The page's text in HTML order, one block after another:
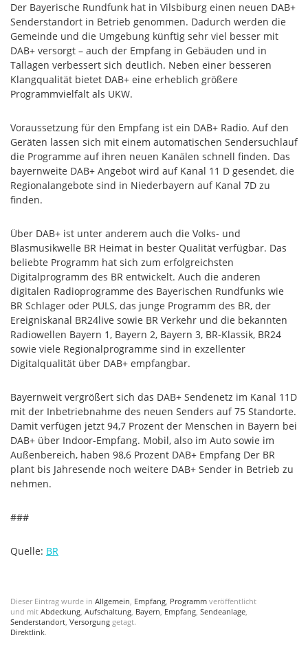
Der Bayerische Rundfunk hat in Vilsbiburg einen neuen DAB+
Senderstandort in Betrieb genommen. Dadurch werden die
Gemeinde und die Umgebung künftig sehr viel besser mit
DAB+ versorgt – auch der Empfang in Gebäuden und in
Tallagen verbessert sich deutlich. Neben einer besseren
Klangqualität bietet DAB+ eine erheblich größere
Programmvielfalt als UKW.
Voraussetzung für den Empfang ist ein DAB+ Radio. Auf den
Geräten lassen sich mit einem automatischen Sendersuchlauf
die Programme auf ihren neuen Kanälen schnell finden. Das
bayernweite DAB+ Angebot wird auf Kanal 11 D gesendet, die
Regionalangebote sind in Niederbayern auf Kanal 7D zu
finden.
Über DAB+ ist unter anderem auch die Volks- und
Blasmusikwelle BR Heimat in bester Qualität verfügbar. Das
beliebte Programm hat sich zum erfolgreichsten
Digitalprogramm des BR entwickelt. Auch die anderen
digitalen Radioprogramme des Bayerischen Rundfunks wie
BR Schlager oder PULS, das junge Programm des BR, der
Ereigniskanal BR24live sowie BR Verkehr und die bekannten
Radiowellen Bayern 1, Bayern 2, Bayern 3, BR-Klassik, BR24
sowie viele Regionalprogramme sind in exzellenter
Digitalqualität über DAB+ empfangbar.
Bayernweit vergrößert sich das DAB+ Sendenetz im Kanal 11D
mit der Inbetriebnahme des neuen Senders auf 75 Standorte.
Damit verfügen jetzt 94,7 Prozent der Menschen in Bayern bei
DAB+ über Indoor-Empfang. Mobil, also im Auto sowie im
Außenbereich, haben 98,6 Prozent DAB+ Empfang Der BR
plant bis Jahresende noch weitere DAB+ Sender in Betrieb zu
nehmen.
###
Quelle: BR
Dieser Eintrag wurde in Allgemein, Empfang, Programm veröffentlicht
und mit Abdeckung, Aufschaltung, Bayern, Empfang, Sendeanlage,
Senderstandort, Versorgung getagt.
Direktlink.